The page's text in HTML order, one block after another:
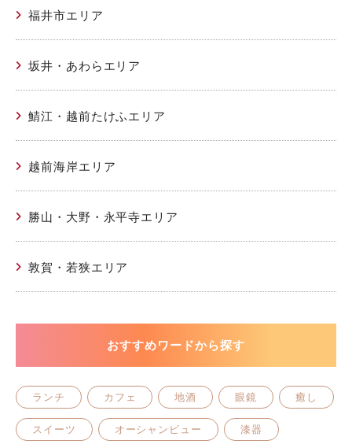
福井市エリア
坂井・あわらエリア
鯖江・越前たけふエリア
越前海岸エリア
勝山・大野・永平寺エリア
敦賀・若狭エリア
おすすめワードから探す
ランチ カフェ 地酒 眼鏡 癒し
スイーツ オーシャンビュー 漆器